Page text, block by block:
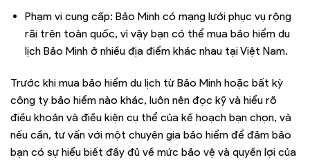
Phạm vi cung cấp: Bảo Minh có mạng lưới phục vụ rộng
rãi trên toàn quốc, vì vậy bạn có thể mua bảo hiểm du
lịch Bảo Minh ở nhiều địa điểm khác nhau tại Việt Nam.
Trước khi mua bảo hiểm du lịch từ Bảo Minh hoặc bất kỳ
công ty bảo hiểm nào khác, luôn nên đọc kỹ và hiểu rõ
điều khoản và điều kiện cụ thể của kế hoạch bạn chọn, và
nếu cần, tư vấn với một chuyên gia bảo hiểm để đảm bảo
bạn có sự hiểu biết đầy đủ về mức bảo vệ và quyền lợi của